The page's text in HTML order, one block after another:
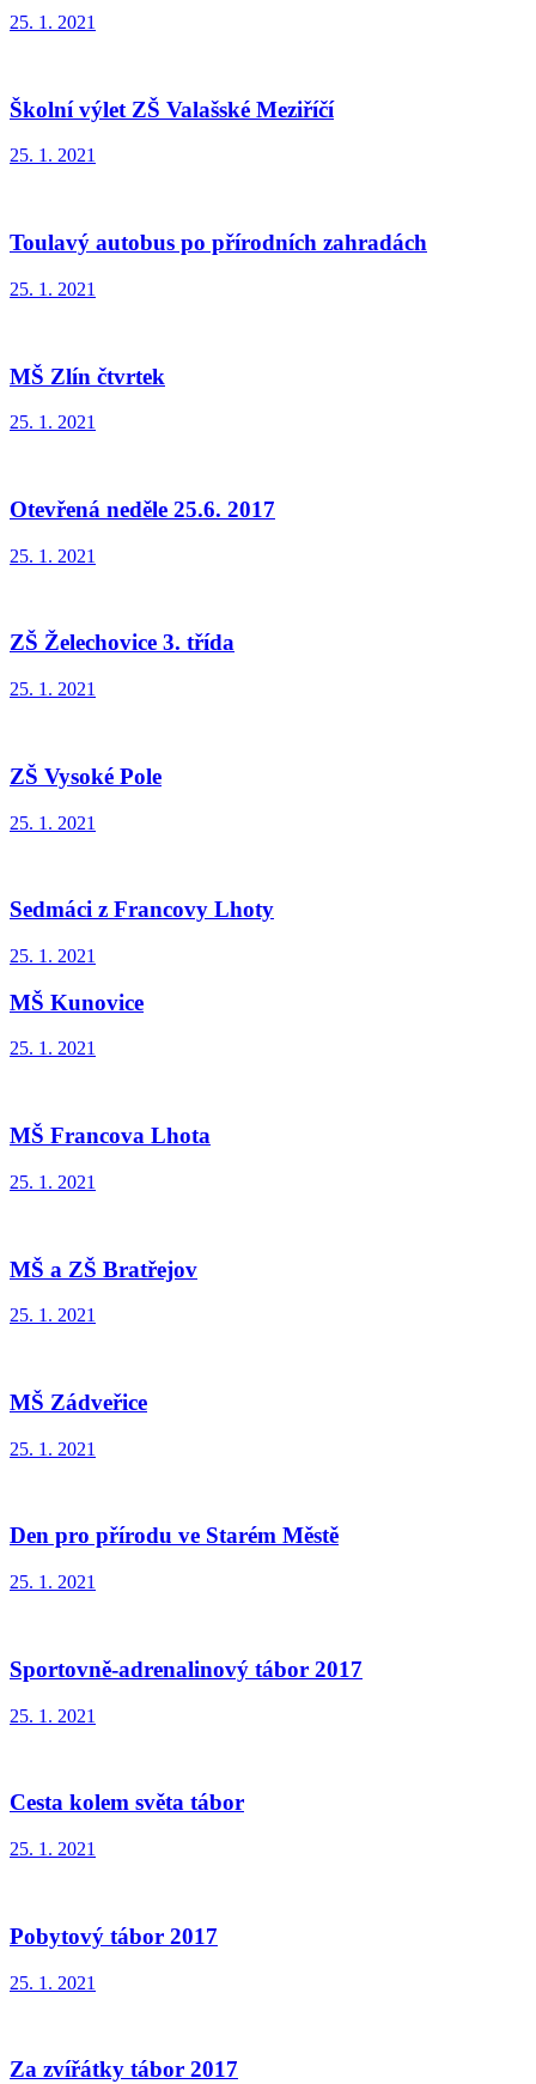
25. 1. 2021
Školní výlet ZŠ Valašské Meziříčí
25. 1. 2021
Toulavý autobus po přírodních zahradách
25. 1. 2021
MŠ Zlín čtvrtek
25. 1. 2021
Otevřená neděle 25.6. 2017
25. 1. 2021
ZŠ Želechovice 3. třída
25. 1. 2021
ZŠ Vysoké Pole
25. 1. 2021
Sedmáci z Francovy Lhoty
25. 1. 2021
MŠ Kunovice
25. 1. 2021
MŠ Francova Lhota
25. 1. 2021
MŠ a ZŠ Bratřejov
25. 1. 2021
MŠ Zádveřice
25. 1. 2021
Den pro přírodu ve Starém Městě
25. 1. 2021
Sportovně-adrenalinový tábor 2017
25. 1. 2021
Cesta kolem světa tábor
25. 1. 2021
Pobytový tábor 2017
25. 1. 2021
Za zvířátky tábor 2017